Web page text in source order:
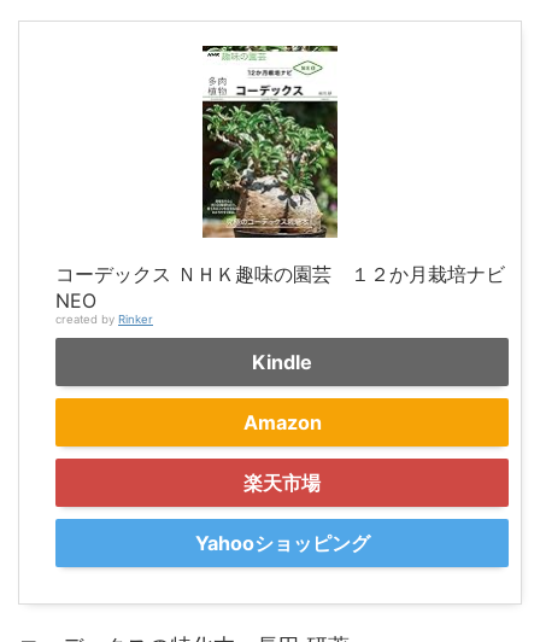
コーデックス ＮＨＫ趣味の園芸 １２か月栽培ナビ
NEO
created by Rinker
Kindle
Amazon
楽天市場
Yahooショッピング